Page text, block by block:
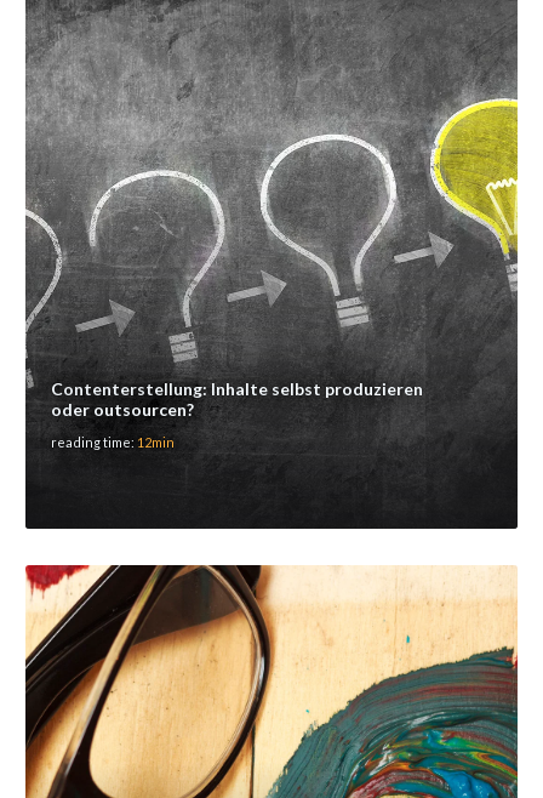
Contenterstellung: Inhalte selbst produzieren
oder outsourcen?
reading time: 12min